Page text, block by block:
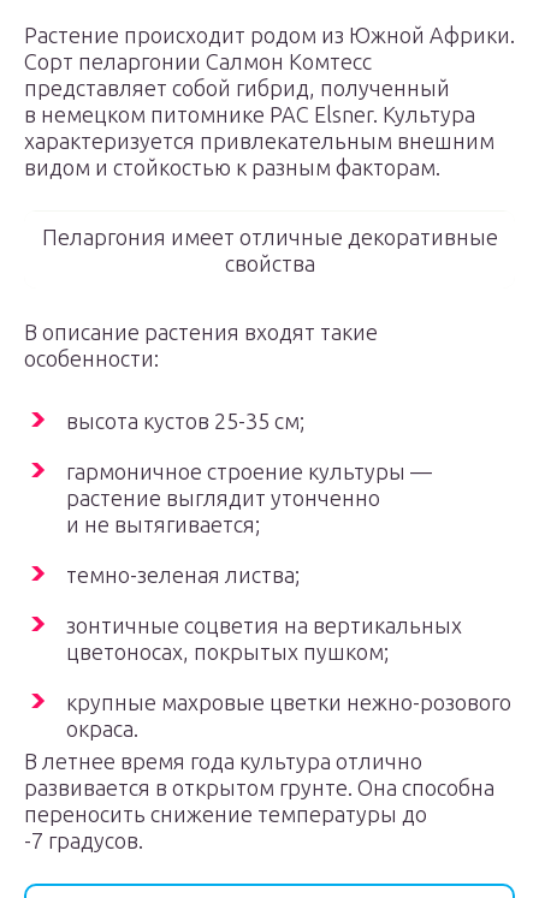
Растение происходит родом из Южной Африки.
Сорт пеларгонии Салмон Комтесс
представляет собой гибрид, полученный
в немецком питомнике PAC Elsner. Культура
характеризуется привлекательным внешним
видом и стойкостью к разным факторам.
Пеларгония имеет отличные декоративные
свойства
В описание растения входят такие
особенности:
высота кустов 25-35 см;
гармоничное строение культуры —
растение выглядит утонченно
и не вытягивается;
темно-зеленая листва;
зонтичные соцветия на вертикальных
цветоносах, покрытых пушком;
крупные махровые цветки нежно-розового
окраса.
В летнее время года культура отлично
развивается в открытом грунте. Она способна
переносить снижение температуры до
-7 градусов.